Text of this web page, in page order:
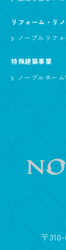
リフォーム・リ
ノーブルリフ
特殊建築事業
ノーブルホー
〒